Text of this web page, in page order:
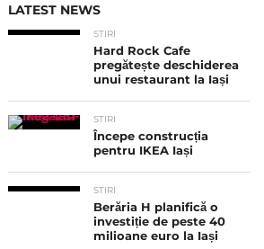
LATEST NEWS
STIRI
Hard Rock Cafe
pregătește deschiderea
unui restaurant la Iași
STIRI
Începe construcția
pentru IKEA Iași
STIRI
Berăria H planifică o
investiție de peste 40
milioane euro la Iași